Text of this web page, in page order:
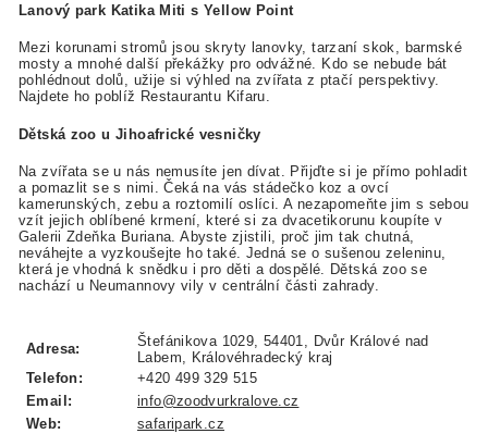
Lanový park Katika Miti s Yellow Point
Mezi korunami stromů jsou skryty lanovky, tarzaní skok, barmské
mosty a mnohé další překážky pro odvážné. Kdo se nebude bát
pohlédnout dolů, užije si výhled na zvířata z ptačí perspektivy.
Najdete ho poblíž Restaurantu Kifaru.
Dětská zoo u Jihoafrické vesničky
Na zvířata se u nás nemusíte jen dívat. Přijďte si je přímo pohladit
a pomazlit se s nimi. Čeká na vás stádečko koz a ovcí
kamerunských, zebu a roztomilí oslíci. A nezapomeňte jim s sebou
vzít jejich oblíbené krmení, které si za dvacetikorunu koupíte v
Galerii Zdeňka Buriana. Abyste zjistili, proč jim tak chutná,
neváhejte a vyzkoušejte ho také. Jedná se o sušenou zeleninu,
která je vhodná k snědku i pro děti a dospělé. Dětská zoo se
nachází u Neumannovy vily v centrální části zahrady.
Adresa:
Štefánikova 1029, 54401, Dvůr Králové nad
Labem, Královéhradecký kraj
Telefon:
+420 499 329 515
Email:
info@zoodvurkralove.cz
Web:
safaripark.cz